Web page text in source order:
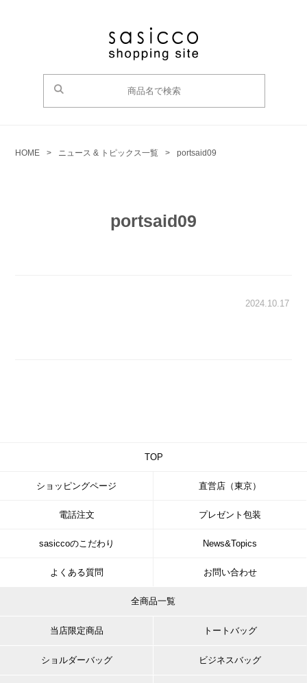
HOME > ニュース & トピックス一覧 > portsaid09
portsaid09
2024.10.17
TOP
ショッピングページ 直営店（東京）
電話注文 プレゼント包装
sasiccoのこだわり News&Topics
よくある質問 お問い合わせ
全商品一覧
当店限定商品 トートバッグ
ショルダーバッグ ビジネスバッグ